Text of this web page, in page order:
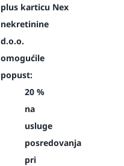
plus karticu Nex
nekretinine
d.o.o.
omogućile
popust:
20 %
na
usluge
posredovanja
pri